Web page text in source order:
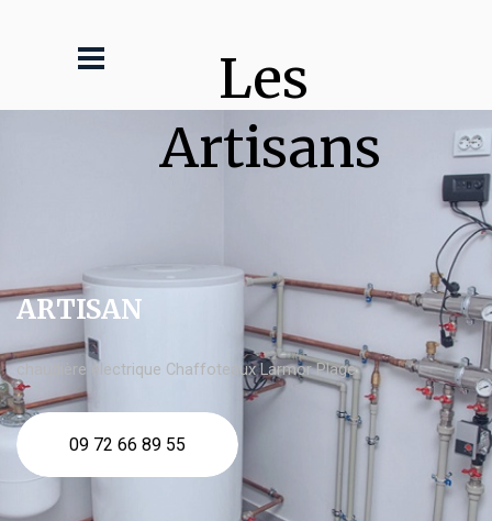
Les
Artisans
ARTISAN
chaudière électrique Chaffoteaux Larmor Plage
09 72 66 89 55